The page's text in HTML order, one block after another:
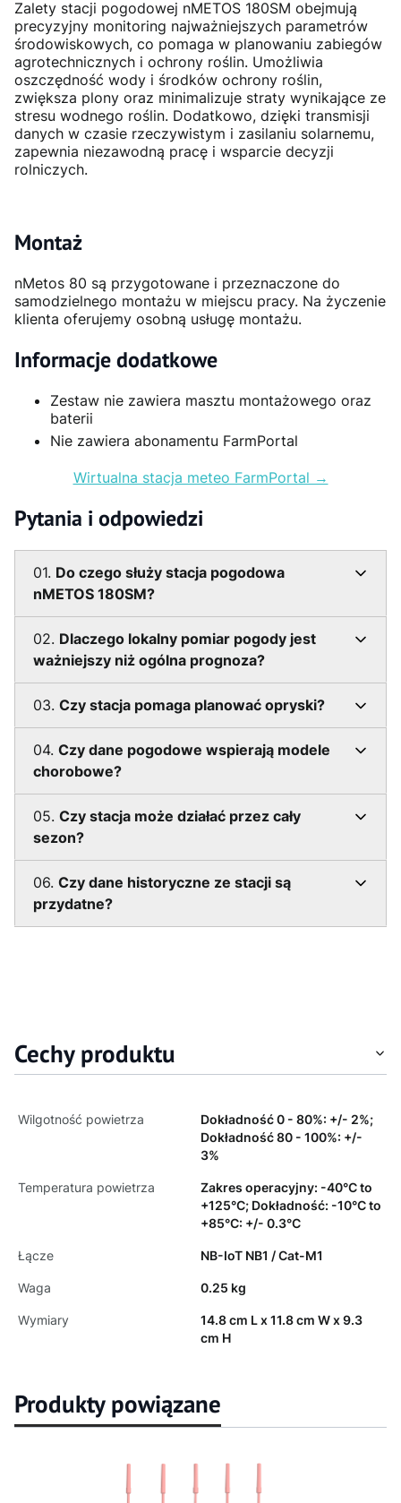
Zalety stacji pogodowej nMETOS 180SM obejmują
precyzyjny monitoring najważniejszych parametrów
środowiskowych, co pomaga w planowaniu zabiegów
agrotechnicznych i ochrony roślin. Umożliwia
oszczędność wody i środków ochrony roślin,
zwiększa plony oraz minimalizuje straty wynikające ze
stresu wodnego roślin. Dodatkowo, dzięki transmisji
danych w czasie rzeczywistym i zasilaniu solarnemu,
zapewnia niezawodną pracę i wsparcie decyzji
rolniczych.
Montaż
nMetos 80 są przygotowane i przeznaczone do
samodzielnego montażu w miejscu pracy. Na życzenie
klienta oferujemy osobną usługę montażu.
Informacje dodatkowe
Zestaw nie zawiera masztu montażowego oraz
baterii
Nie zawiera abonamentu FarmPortal
Wirtualna stacja meteo FarmPortal →
Pytania i odpowiedzi
01. Do czego służy stacja pogodowa
nMETOS 180SM?
02. Dlaczego lokalny pomiar pogody jest
ważniejszy niż ogólna prognoza?
03. Czy stacja pomaga planować opryski?
04. Czy dane pogodowe wspierają modele
chorobowe?
05. Czy stacja może działać przez cały
sezon?
06. Czy dane historyczne ze stacji są
przydatne?
Cechy produktu
Wilgotność powietrza
Dokładność 0 - 80%: +/- 2%;
Dokładność 80 - 100%: +/-
3%
Temperatura powietrza
Zakres operacyjny: -40°C to
+125°C; Dokładność: -10°C to
+85°C: +/- 0.3°C
Łącze NB-IoT NB1 / Cat-M1
Waga 0.25 kg
Wymiary
14.8 cm L x 11.8 cm W x 9.3
cm H
Produkty powiązane